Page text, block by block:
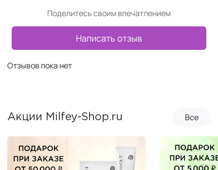
Поделитесь своим впечатлением
Написать отзыв
Отзывов пока нет
Акции Milfey-Shop.ru Все